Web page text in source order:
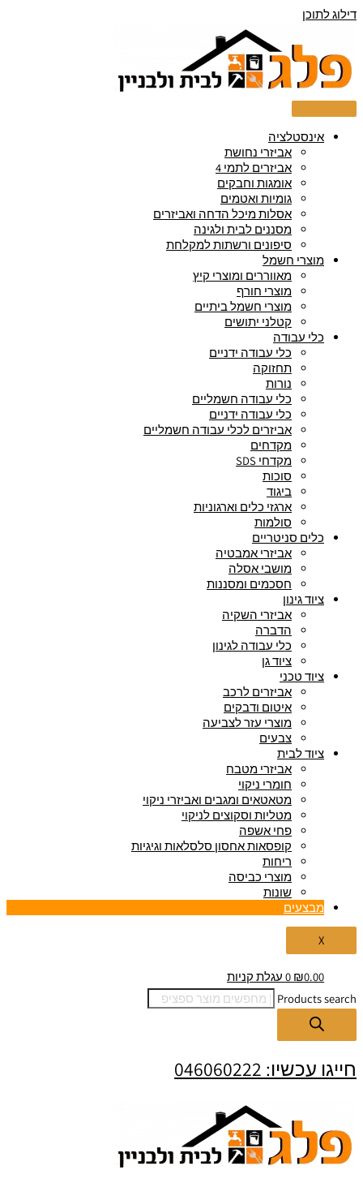
דילוג לתוכן
אינסטלציה
אביזרי נחושת
אביזרים לתמי 4
אומגות וחבקים
גומיות ואטמים
אסלות מיכל הדחה ואביזרים
מסננים לבית ולגינה
סיפונים ורשתות למקלחת
מוצרי חשמל
מאווררים ומוצרי קיץ
מוצרי חורף
מוצרי חשמל ביתיים
קטלני יתושים
כלי עבודה
כלי עבודה ידניים
תחזוקה
נורות
כלי עבודה חשמליים
כלי עבודה ידניים
אביזרים לכלי עבודה חשמליים
מקדחים
מקדחי SDS
סוכות
ביגוד
ארגזי כלים וארגוניות
סולמות
כלים סניטריים
אביזרי אמבטיה
מושבי אסלה
חסכמים ומסננות
ציוד גינון
אביזרי השקיה
הדברה
כלי עבודה לגינון
ציוד גן
ציוד טכני
אביזרים לרכב
איטום ודבקים
מוצרי עזר לצביעה
צבעים
ציוד לבית
אביזרי מטבח
חומרי ניקוי
מטאטאים ומגבים ואביזרי ניקוי
מטליות וסקוצים לניקוי
פחי אשפה
קופסאות אחסון סלסלאות וגיגיות
ריחות
מוצרי כביסה
שונות
מבצעים
X
₪0.00
0 עגלת קניות
Products search
חייגו עכשיו: 046060222